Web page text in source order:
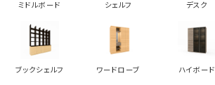
ミドルボード シェルフ デスク
ブックシェルフ ワードローブ ハイボード